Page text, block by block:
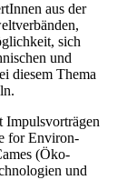
aus der
sich
und
diesem Thema
Impuls­vor­trägen
for Environ­
(Öko-
und